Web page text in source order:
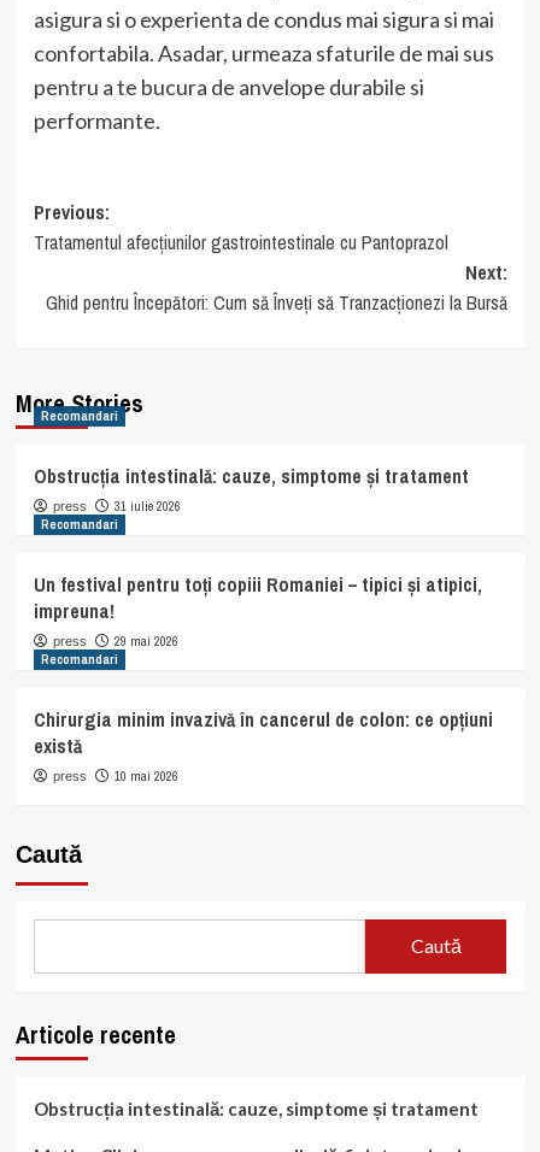
asigura si o experienta de condus mai sigura si mai
confortabila. Asadar, urmeaza sfaturile de mai sus
pentru a te bucura de anvelope durabile si
performante.
Post
navigation
Previous:
Tratamentul afecțiunilor gastrointestinale cu Pantoprazol
Next:
Ghid pentru Începători: Cum să Înveți să Tranzacționezi la Bursă
More Stories
Recomandari
Obstrucția intestinală: cauze, simptome și tratament
press
31 iulie 2026
Recomandari
Un festival pentru toți copiii Romaniei – tipici și atipici,
impreuna!
press
29 mai 2026
Recomandari
Chirurgia minim invazivă în cancerul de colon: ce opțiuni
există
press 10 mai 2026
Caută
Caută
Articole recente
Obstrucția intestinală: cauze, simptome și tratament